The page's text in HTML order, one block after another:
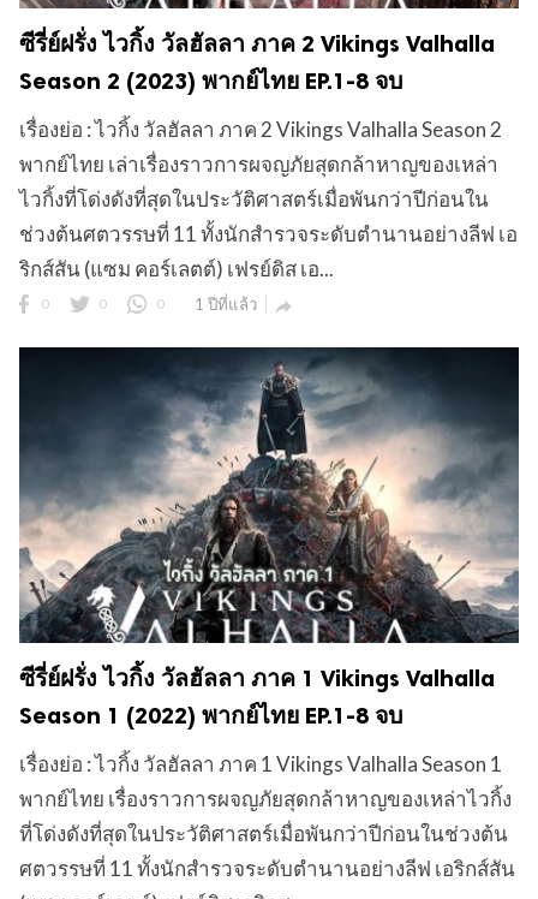
ซีรี่ย์ฝรั่ง ไวกิ้ง วัลฮัลลา ภาค 2 Vikings Valhalla
Season 2 (2023) พากย์ไทย EP.1-8 จบ
เรื่องย่อ : ไวกิ้ง วัลฮัลลา ภาค 2 Vikings Valhalla Season 2
พากย์ไทย เล่าเรื่องราวการผจญภัยสุดกล้าหาญของเหล่า
ไวกิ้งที่โด่งดังที่สุดในประวัติศาสตร์เมื่อพันกว่าปีก่อนใน
ช่วงต้นศตวรรษที่ 11 ทั้งนักสำรวจระดับตำนานอย่างลีฟ เอ
ริกส์สัน (แซม คอร์เลตต์) เฟรย์ดิส เอ...
0 0 0 1 ปีที่แล้ว 
ซีรี่ย์ฝรั่ง ไวกิ้ง วัลฮัลลา ภาค 1 Vikings Valhalla
Season 1 (2022) พากย์ไทย EP.1-8 จบ
เรื่องย่อ : ไวกิ้ง วัลฮัลลา ภาค 1 Vikings Valhalla Season 1
พากย์ไทย เรื่องราวการผจญภัยสุดกล้าหาญของเหล่าไวกิ้ง
ที่โด่งดังที่สุดในประวัติศาสตร์เมื่อพันกว่าปีก่อนในช่วงต้น
ศตวรรษที่ 11 ทั้งนักสำรวจระดับตำนานอย่างลีฟ เอริกส์สัน